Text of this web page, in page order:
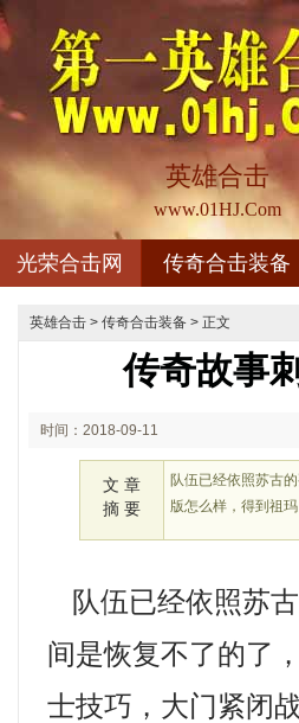
英雄合击
www.01HJ.Com
光荣合击网 传奇合击装备
英雄合击 > 传奇合击装备 > 正文
传奇故事
时间：2018-09-11
文 章
摘 要
队伍已经依照苏古
版怎么样，得到祖玛
队伍已经依照苏
间是恢复不了的了
士技巧，大门紧闭